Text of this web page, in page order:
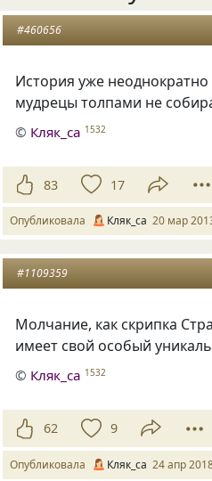
#460656
История уже
мудрецы толпами не
© Кляк_са 1532
83 17
Опубликовала Кляк_са 20 мар
#1109359
Молчание, как скрипка
имеет свой особый
© Кляк_са 1532
62 9
Опубликовала Кляк_са 24 апр